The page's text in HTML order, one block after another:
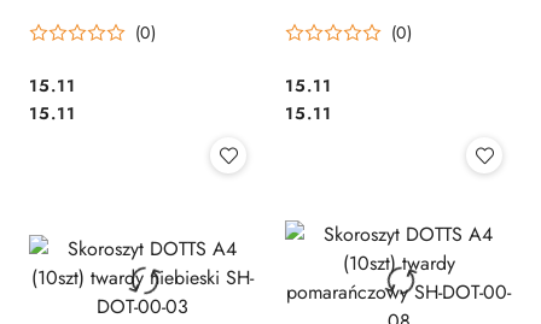
(0)
Cena:
15.11
Cena:
15.11
(0)
Cena:
15.11
Cena:
15.11